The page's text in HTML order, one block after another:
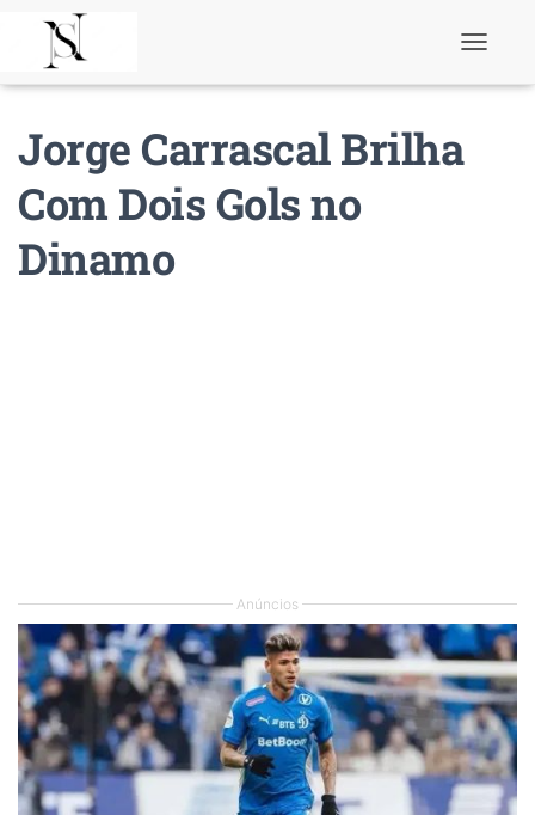
Jorge Carrascal Brilha
Com Dois Gols no
Dinamo
Anúncios